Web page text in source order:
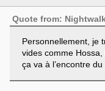
Quote from:
Personnellement, je
vides comme Hossa,
ça va à l’encontre du